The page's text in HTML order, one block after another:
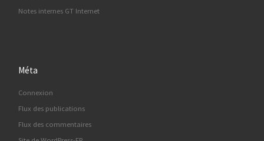
Notes internes GT Internet
Méta
Connexion
Flux des publications
Flux des commentaires